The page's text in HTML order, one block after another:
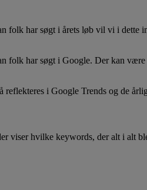
folk har søgt i årets løb vil vi i
folk har søgt i Google. Der kan
i Google Trends og de
viser hvilke keywords, der alt i